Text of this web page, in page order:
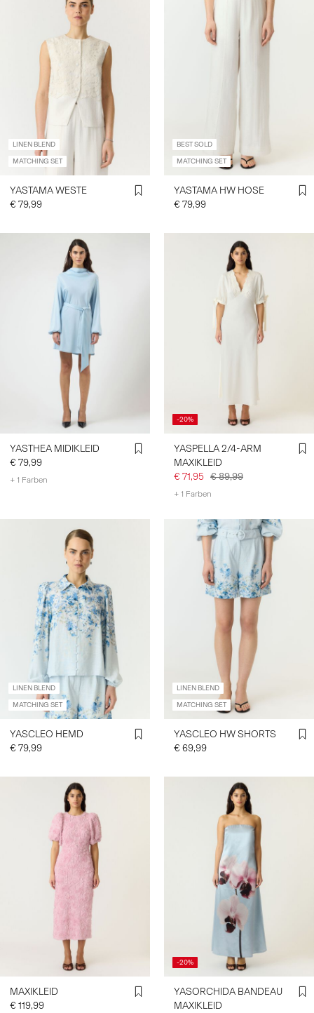
LINEN BLEND
MATCHING SET
YASTAMA WESTE
€ 79,99
BEST SOLD
MATCHING SET
YASTAMA HW HOSE
€ 79,99
YASTHEA MIDIKLEID
€ 79,99
+ 1 Farben
-20%
YASPELLA 2/4-ARM
MAXIKLEID
€ 71,95 € 89,99
+ 1 Farben
LINEN BLEND
MATCHING SET
YASCLEO HEMD
€ 79,99
LINEN BLEND
MATCHING SET
YASCLEO HW SHORTS
€ 69,99
MAXIKLEID
€ 119,99
-20%
YASORCHIDA BANDEAU
MAXIKLEID